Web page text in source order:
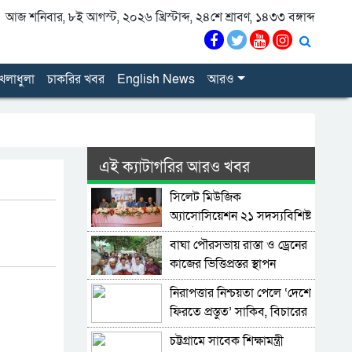
আজ শনিবার, ৮ই আগস্ট, ২০২৬ খ্রিস্টাব্দ, ২৪শে শ্রাবণ, ১৪৩৩ বঙ্গাব্দ
চাকরির খবর English News আরও
এই ক্যাটাগরির আরও খবর
সিলেট মিউজিক
অ্যাসোসিয়েশন ২১ সদস্যবিশিষ্ট
প্রতিষ্ঠাকালীন কমিটি ঘোষণা
বাঘা পৌরসভায় রাস্তা ও ড্রেনের
কাজের ভিত্তিপ্রস্তর স্থাপন
করলেন-এমপি চাঁদ
নিরাপত্তার নিশ্চয়তা পেলে ‘দেশে
ফিরতে প্রস্তুত’ সাকিব, বিচারের
মুখোমুখি হতেও ভয় নেই
চট্টগ্রামে সাবেক শিক্ষামন্ত্রী